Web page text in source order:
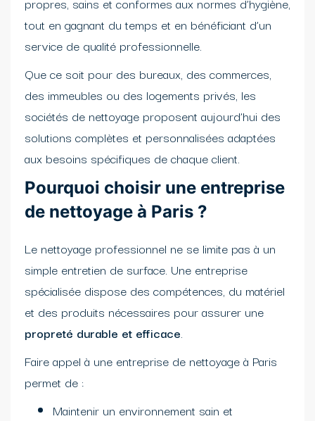
tout en gagnant du temps et en bénéficiant d’un
service de qualité professionnelle.
Que ce soit pour des bureaux, des commerces,
des immeubles ou des logements privés, les
sociétés de nettoyage proposent aujourd’hui des
solutions complètes et personnalisées adaptées
aux besoins spécifiques de chaque client.
Pourquoi choisir une entreprise
de nettoyage à Paris ?
Le nettoyage professionnel ne se limite pas à un
simple entretien de surface. Une entreprise
spécialisée dispose des compétences, du matériel
et des produits nécessaires pour assurer une
propreté durable et efficace.
Faire appel à une entreprise de nettoyage à Paris
permet de :
Maintenir un environnement sain et